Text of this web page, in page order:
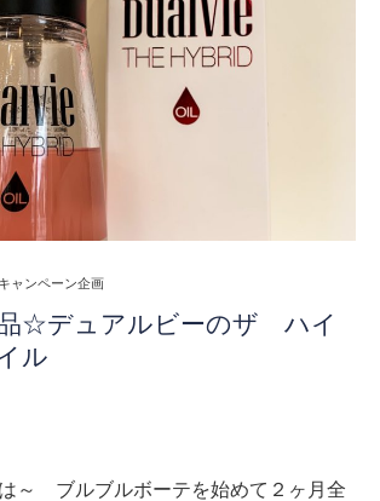
キャンペーン企画
☆デュアルビーのザ ハイ
ル
～ ブルブルボーテを始めて２ヶ月全